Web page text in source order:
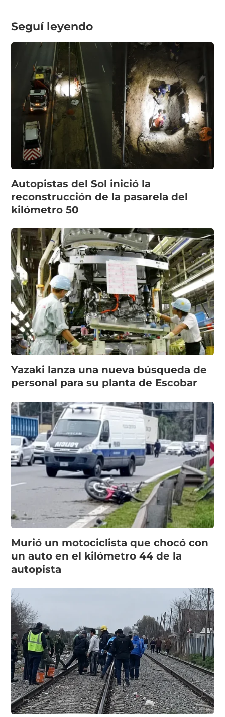
Seguí leyendo
Autopistas del Sol inició la
reconstrucción de la pasarela del
kilómetro 50
Yazaki lanza una nueva búsqueda de
personal para su planta de Escobar
Murió un motociclista que chocó con
un auto en el kilómetro 44 de la
autopista